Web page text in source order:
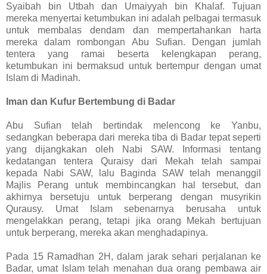
Syaibah bin Utbah dan Umaiyyah bin Khalaf. Tujuan
mereka menyertai ketumbukan ini adalah pelbagai termasuk
untuk membalas dendam dan mempertahankan harta
mereka dalam rombongan Abu Sufian. Dengan jumlah
tentera yang ramai beserta kelengkapan perang,
ketumbukan ini bermaksud untuk bertempur dengan umat
Islam di Madinah.
Iman dan Kufur Bertembung di Badar
Abu Sufian telah bertindak melencong ke Yanbu,
sedangkan beberapa dari mereka tiba di Badar tepat seperti
yang dijangkakan oleh Nabi SAW. Informasi tentang
kedatangan tentera Quraisy dari Mekah telah sampai
kepada Nabi SAW, lalu Baginda SAW telah menanggil
Majlis Perang untuk membincangkan hal tersebut, dan
akhirnya bersetuju untuk berperang dengan musyrikin
Qurausy. Umat Islam sebenarnya berusaha untuk
mengelakkan perang, tetapi jika orang Mekah bertujuan
untuk berperang, mereka akan menghadapinya.
Pada 15 Ramadhan 2H, dalam jarak sehari perjalanan ke
Badar, umat Islam telah menahan dua orang pembawa air